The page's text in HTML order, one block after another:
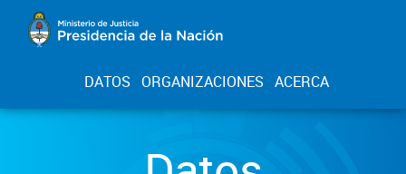
DATOS ORGANIZACIONES ACERCA